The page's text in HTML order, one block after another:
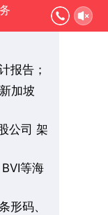
解哪
报告；
加坡
公司 架
BVI等海
形码、